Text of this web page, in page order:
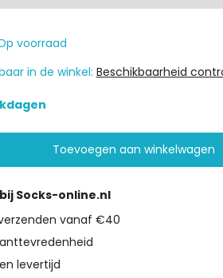
voorraad
in de winkel: Beschikbaarheid
Toevoegen aan winkelwagen
Socks-online.nl
vanaf €40
levertijd